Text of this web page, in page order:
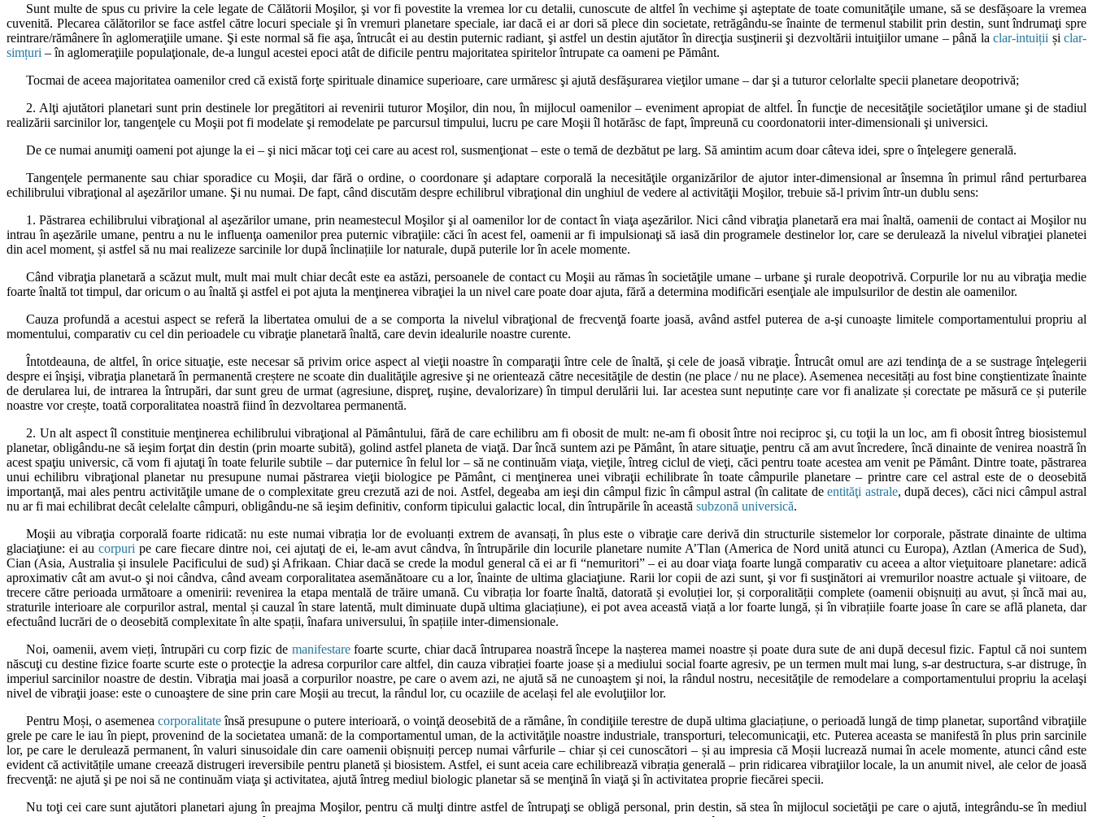
Sunt multe de spus cu privire la cele legate de Călătorii Moşilor, şi vor fi povestite la vremea lor cu detalii, cunoscute de altfel în vechime şi aşteptate de toate comunităţile umane, să se desfășoare la vremea
cuvenită. Plecarea călătorilor se face astfel către locuri speciale şi în vremuri planetare speciale, iar dacă ei ar dori să plece din societate, retrăgându-se înainte de termenul stabilit prin destin, sunt îndrumaţi spre
reintrare/rămânere în aglomeraţiile umane. Şi este normal să fie aşa, întrucât ei au destin puternic radiant, şi astfel un destin ajutător în direcţia susţinerii şi dezvoltării intuiţiilor umane – până laclar-intuiții șiclar-
simțuri – în aglomeraţiile populaţionale, de-a lungul acestei epoci atât de dificile pentru majoritatea spiritelor întrupate ca oameni pe Pământ.
Tocmai de aceea majoritatea oamenilor cred că există forţe spirituale dinamice superioare, care urmăresc şi ajută desfăşurarea vieţilor umane – dar şi a tuturor celorlalte specii planetare deopotrivă;
2. Alţi ajutători planetari sunt prin destinele lor pregătitori ai revenirii tuturor Moşilor, din nou, în mijlocul oamenilor – eveniment apropiat de altfel. În funcţie de necesităţile societăţilor umane şi de stadiul
realizării sarcinilor lor, tangenţele cu Moşii pot fi modelate şi remodelate pe parcursul timpului, lucru pe care Moşii îl hotărăsc de fapt, împreună cu coordonatorii inter-dimensionali şi universici.
De ce numai anumiţi oameni pot ajunge la ei – şi nici măcar toţi cei care au acest rol, susmenţionat – este o temă de dezbătut pe larg. Să amintim acum doar câteva idei, spre o înţelegere generală.
Tangenţele permanente sau chiar sporadice cu Moşii, dar fără o ordine, o coordonare şi adaptare corporală la necesităţile organizărilor de ajutor inter-dimensional ar însemna în primul rând perturbarea
echilibrului vibraţional al aşezărilor umane. Şi nu numai. De fapt, când discutăm despre echilibrul vibraţional din unghiul de vedere al activităţii Moşilor, trebuie să-l privim într-un dublu sens:
1. Păstrarea echilibrului vibraţional al aşezărilor umane, prin neamestecul Moşilor şi al oamenilor lor de contact în viaţa aşezărilor. Nici când vibraţia planetară era mai înaltă, oamenii de contact ai Moşilor nu
intrau în aşezările umane, pentru a nu le influenţa oamenilor prea puternic vibraţiile: căci în acest fel, oamenii ar fi impulsionaţi să iasă din programele destinelor lor, care se derulează la nivelul vibraţiei planetei
din acel moment, și astfel să nu mai realizeze sarcinile lor după înclinațiile lor naturale, după puterile lor în acele momente.
Când vibraţia planetară a scăzut mult, mult mai mult chiar decât este ea astăzi, persoanele de contact cu Moşii au rămas în societăţile umane – urbane şi rurale deopotrivă. Corpurile lor nu au vibraţia medie
foarte înaltă tot timpul, dar oricum o au înaltă şi astfel ei pot ajuta la menţinerea vibraţiei la un nivel care poate doar ajuta, fără a determina modificări esenţiale ale impulsurilor de destin ale oamenilor.
Cauza profundă a acestui aspect se referă la libertatea omului de a se comporta la nivelul vibraţional de frecvenţă foarte joasă, având astfel puterea de a-şi cunoaşte limitele comportamentului propriu al
momentului, comparativ cu cel din perioadele cu vibraţie planetară înaltă, care devin idealurile noastre curente.
Întotdeauna, de altfel, în orice situaţie, este necesar să privim orice aspect al vieţii noastre în comparaţii între cele de înaltă, şi cele de joasă vibraţie. Întrucât omul are azi tendinţa de a se sustrage înţelegerii
despre ei înşişi, vibraţia planetară în permanentă creștere ne scoate din dualităţile agresive şi ne orientează către necesităţile de destin (ne place / nu ne place). Asemenea necesități au fost bine conştientizate înainte
de derularea lui, de intrarea la întrupări, dar sunt greu de urmat (agresiune, dispreţ, ruşine, devalorizare) în timpul derulării lui. Iar acestea sunt neputințe care vor fi analizate și corectate pe măsură ce și puterile
noastre vor crește, toată corporalitatea noastră fiind în dezvoltarea permanentă.
2. Un alt aspect îl constituie menţinerea echilibrului vibraţional al Pământului, fără de care echilibru am fi obosit de mult: ne-am fi obosit între noi reciproc şi, cu toţii la un loc, am fi obosit întreg biosistemul
planetar, obligându-ne să ieşim forţat din destin (prin moarte subită), golind astfel planeta de viaţă. Dar încă suntem azi pe Pământ, în atare situaţie, pentru că am avut încredere, încă dinainte de venirea noastră în
acest spaţiu universic, că vom fi ajutaţi în toate felurile subtile – dar puternice în felul lor – să ne continuăm viaţa, vieţile, întreg ciclul de vieţi, căci pentru toate acestea am venit pe Pământ. Dintre toate, păstrarea
unui echilibru vibraţional planetar nu presupune numai păstrarea vieţii biologice pe Pământ, ci menţinerea unei vibraţii echilibrate în toate câmpurile planetare – printre care cel astral este de o deosebită
importanţă, mai ales pentru activităţile umane de o complexitate greu crezută azi de noi. Astfel, degeaba am ieşi din câmpul fizic în câmpul astral (în calitate deentităţi astrale, după deces), căci nici câmpul astral
nu ar fi mai echilibrat decât celelalte câmpuri, obligându-ne să ieşim definitiv, conform tipicului galactic local, din întrupările în această subzonă universică.
Moşii au vibraţia corporală foarte ridicată: nu este numai vibrația lor de evoluanți extrem de avansați, în plus este o vibraţie care derivă din structurile sistemelor lor corporale, păstrate dinainte de ultima
glaciaţiune: ei au corpuri pe care fiecare dintre noi, cei ajutaţi de ei, le-am avut cândva, în întrupările din locurile planetare numite A’Tlan (America de Nord unită atunci cu Europa), Aztlan (America de Sud),
Cian (Asia, Australia și insulele Pacificului de sud) şi Afrikaan. Chiar dacă se crede la modul general că ei ar fi “nemuritori” – ei au doar viaţa foarte lungă comparativ cu aceea a altor vieţuitoare planetare: adică
aproximativ cât am avut-o şi noi cândva, când aveam corporalitatea asemănătoare cu a lor, înainte de ultima glaciaţiune. Rarii lor copii de azi sunt, şi vor fi susţinători ai vremurilor noastre actuale şi viitoare, de
trecere către perioada următoare a omenirii: revenirea la etapa mentală de trăire umană. Cu vibrația lor foarte înaltă, datorată și evoluției lor, și corporalității complete (oamenii obișnuiți au avut, și încă mai au,
straturile interioare ale corpurilor astral, mental și cauzal în stare latentă, mult diminuate după ultima glaciațiune), ei pot avea această viață a lor foarte lungă, și în vibrațiile foarte joase în care se află planeta, dar
efectuând lucrări de o deosebită complexitate în alte spații, înafara universului, în spațiile inter-dimensionale.
Noi, oamenii, avem vieți, întrupări cu corp fizic de manifestarefoarte scurte, chiar dacă întruparea noastră începe la nașterea mamei noastre și poate dura sute de ani după decesul fizic. Faptul că noi suntem
născuţi cu destine fizice foarte scurte este o protecţie la adresa corpurilor care altfel, din cauza vibrației foarte joase și a mediului social foarte agresiv, pe un termen mult mai lung, s-ar destructura, s-ar distruge, în
imperiul sarcinilor noastre de destin. Vibraţia mai joasă a corpurilor noastre, pe care o avem azi, ne ajută să ne cunoaştem şi noi, la rândul nostru, necesităţile de remodelare a comportamentului propriu la acelaşi
nivel de vibraţii joase: este o cunoaştere de sine prin care Moşii au trecut, la rândul lor, cu ocaziile de același fel ale evoluţiilor lor.
Pentru Moși, o asemenea corporalitateînsă presupune o putere interioară, o voinţă deosebită de a rămâne, în condiţiile terestre de după ultima glaciațiune, o perioadă lungă de timp planetar, suportând vibraţiile
grele pe care le iau în piept, provenind de la societatea umană: de la comportamentul uman, de la activităţile noastre industriale, transporturi, telecomunicaţii, etc. Puterea aceasta se manifestă în plus prin sarcinile
lor, pe care le derulează permanent, în valuri sinusoidale din care oamenii obișnuiți percep numai vârfurile – chiar și cei cunoscători – și au impresia că Moșii lucrează numai în acele momente, atunci când este
evident că activitățile umane creează distrugeri ireversibile pentru planetă și biosistem. Astfel, ei sunt aceia care echilibrează vibrația generală – prin ridicarea vibraţiilor locale, la un anumit nivel, ale celor de joasă
frecvenţă: ne ajută şi pe noi să ne continuăm viaţa şi activitatea, ajută întreg mediul biologic planetar să se menţină în viaţă şi în activitatea proprie fiecărei specii.
Nu toţi cei care sunt ajutători planetari ajung în preajma Moşilor, pentru că mulţi dintre astfel de întrupaţi se obligă personal, prin destin, să stea în mijlocul societăţii pe care o ajută, integrându-se în mediul